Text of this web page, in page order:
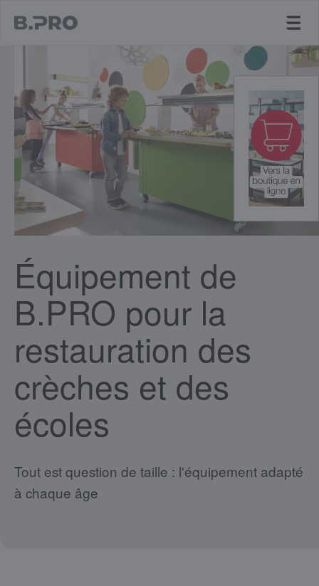
Équipement de
B.PRO pour la
restauration des
crèches et des
écoles
Tout est question de taille : l'équipement adapté
à chaque âge